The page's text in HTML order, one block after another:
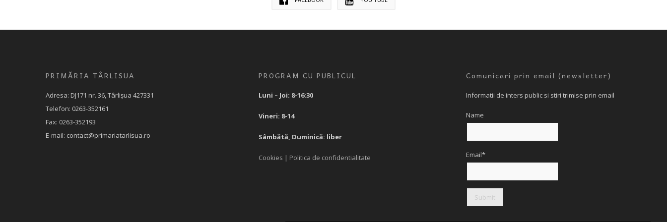
PRIMĂRIA TÂRLISUA
Adresa: DJ171 nr. 36, Târlișua 427331
Telefon: 0263-352161
Fax: 0263-352193
E-mail: contact@primariatarlisua.ro
PROGRAM CU PUBLICUL
Luni – Joi: 8-16:30
Vineri: 8-14
Sâmbătă, Duminică: liber
Cookies | Politica de confidentialitate
Comunicari prin email (newsletter)
Informatii de inters public si stiri trimise prin email
Name
Email*